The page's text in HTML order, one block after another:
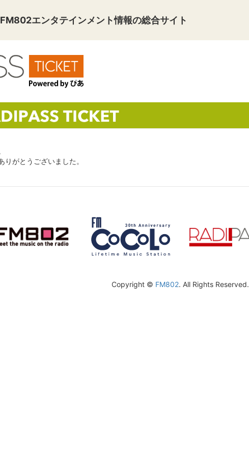
FM802エンタテインメント情報の総合サイト
りがとうございました。
Copyright © FM802. All Rights Reserved.